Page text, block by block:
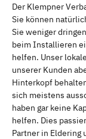
Der Klempner
Sie können
Sie weniger
beim Installieren
helfen. Unser
unserer Kunden
Hinterkopf
sich meistens
haben gar keine
helfen. Dies
Partner in Eldering